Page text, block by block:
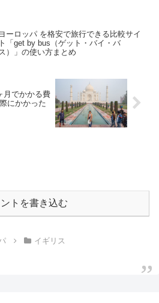
ヨーロッパ を格安で旅行できる比較サイ
ト「get by bus（ゲット・バイ・バ
ス）」の使い方まとめ
月でかかる費
にかかった
トを書き込む
イギリス